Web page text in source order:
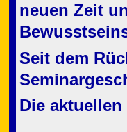
neuen Zeit
Seit dem
Die